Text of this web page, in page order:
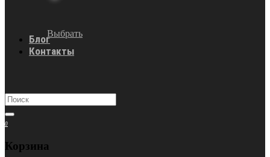
Выбрать
Блог
Контакты
0
Корзина